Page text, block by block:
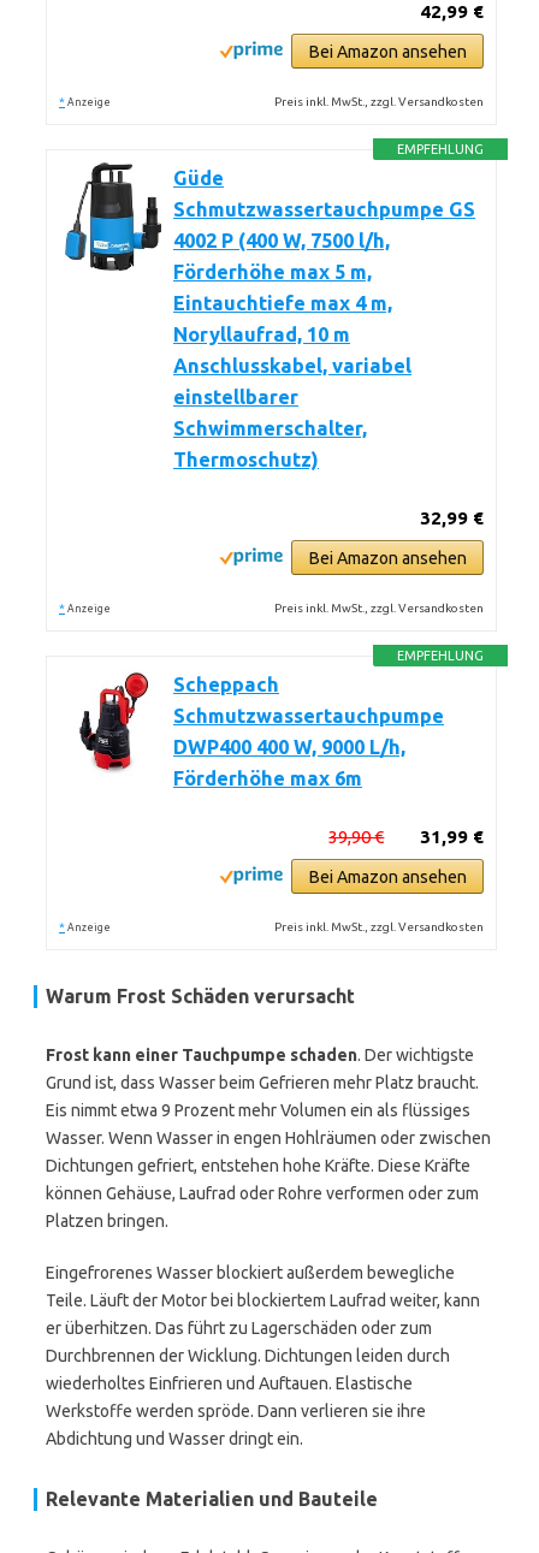
42,99 €
Bei Amazon ansehen
* Anzeige Preis inkl. MwSt., zzgl. Versandkosten
EMPFEHLUNG
Güde
Schmutzwassertauchpumpe GS
4002 P (400 W, 7500 l/h,
Förderhöhe max 5 m,
Eintauchtiefe max 4 m,
Noryllaufrad, 10 m
Anschlusskabel, variabel
einstellbarer
Schwimmerschalter,
Thermoschutz)
32,99 €
Bei Amazon ansehen
* Anzeige Preis inkl. MwSt., zzgl. Versandkosten
EMPFEHLUNG
Scheppach
Schmutzwassertauchpumpe
DWP400 400 W, 9000 L/h,
Förderhöhe max 6m
31,99 €
39,90 €
Bei Amazon ansehen
* Anzeige Preis inkl. MwSt., zzgl. Versandkosten
Warum Frost Schäden verursacht
Frost kann einer Tauchpumpe schaden. Der wichtigste
Grund ist, dass Wasser beim Gefrieren mehr Platz braucht.
Eis nimmt etwa 9 Prozent mehr Volumen ein als flüssiges
Wasser. Wenn Wasser in engen Hohlräumen oder zwischen
Dichtungen gefriert, entstehen hohe Kräfte. Diese Kräfte
können Gehäuse, Laufrad oder Rohre verformen oder zum
Platzen bringen.
Eingefrorenes Wasser blockiert außerdem bewegliche
Teile. Läuft der Motor bei blockiertem Laufrad weiter, kann
er überhitzen. Das führt zu Lagerschäden oder zum
Durchbrennen der Wicklung. Dichtungen leiden durch
wiederholtes Einfrieren und Auftauen. Elastische
Werkstoffe werden spröde. Dann verlieren sie ihre
Abdichtung und Wasser dringt ein.
Relevante Materialien und Bauteile